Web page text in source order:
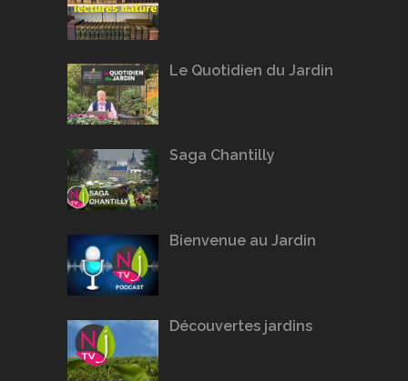
Le Quotidien du Jardin
Saga Chantilly
Bienvenue au Jardin
Découvertes jardins